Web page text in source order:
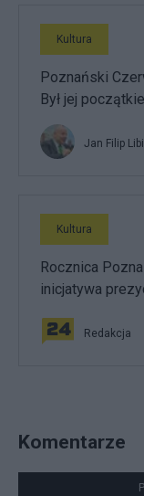
Kultura
Poznański
Był jej
Jan Filip
Kultura
Rocznica
inicjatywa
Redakcja
Komentarze